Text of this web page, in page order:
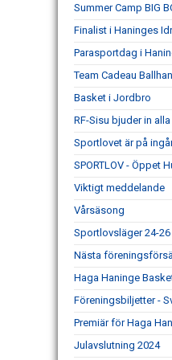
Summer Camp BIG
Finalist i Haninges
Parasportdag i
Team Cadeau
Basket i Jordbro
RF-Sisu bjuder in
Sportlovet är på
SPORTLOV - Öppet
Viktigt meddelande
Vårsäsong
Sportlovsläger 24-
Nästa
Haga Haninge
Föreningsbiljetter -
Premiär för Haga
Julavslutning 2024